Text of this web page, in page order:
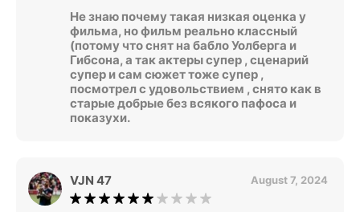
Не знаю почему такая низкая оценка у
фильма, но фильм реально классный
(потому что снят на бабло Уолберга и
Гибсона, а так актеры супер , сценарий
супер и сам сюжет тоже супер ,
посмотрел с удовольствием , снято как в
старые добрые без всякого пафоса и
показухи.
VJN 47 August 7, 2024